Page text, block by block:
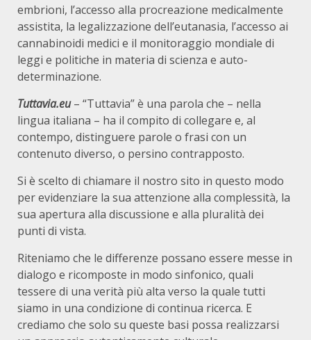
embrioni, l’accesso alla procreazione medicalmente
assistita, la legalizzazione dell’eutanasia, l’accesso ai
cannabinoidi medici e il monitoraggio mondiale di
leggi e politiche in materia di scienza e auto-
determinazione.
Tuttavia.eu – “Tuttavia” è una parola che – nella
lingua italiana – ha il compito di collegare e, al
contempo, distinguere parole o frasi con un
contenuto diverso, o persino contrapposto.
Si è scelto di chiamare il nostro sito in questo modo
per evidenziare la sua attenzione alla complessità, la
sua apertura alla discussione e alla pluralità dei
punti di vista.
Riteniamo che le differenze possano essere messe in
dialogo e ricomposte in modo sinfonico, quali
tessere di una verità più alta verso la quale tutti
siamo in una condizione di continua ricerca. E
crediamo che solo su queste basi possa realizzarsi